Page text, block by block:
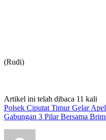
(Rudi)
Artikel ini telah dibaca 11 kali
Polsek Ciputat Timur Gelar
Gabungan 3 Pilar Bersama